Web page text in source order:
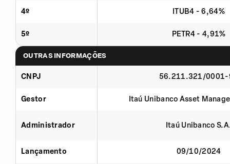
4º ITUB4 - 6,64%
5º PETR4 - 4,91%
OUTRAS INFORMAÇÕES
CNPJ 56.211.321/
Gestor Itaú Unibanco Asset
Administrador Itaú Unibanco
Lançamento 09/10/2024